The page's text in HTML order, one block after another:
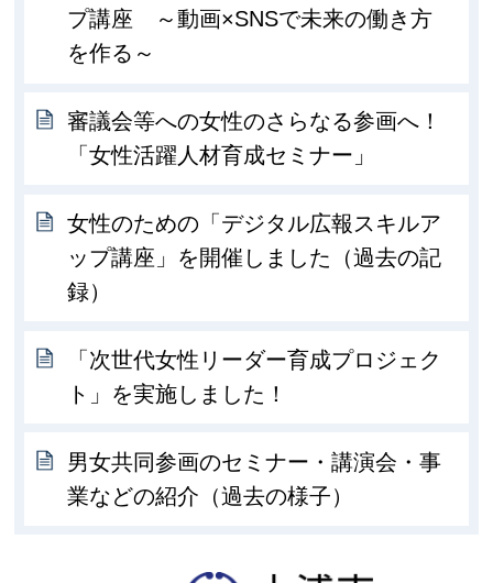
プ講座 ～動画×SNSで未来の働き方
を作る～
審議会等への女性のさらなる参画へ！
「女性活躍人材育成セミナー」
女性のための「デジタル広報スキルア
ップ講座」を開催しました（過去の記
録）
「次世代女性リーダー育成プロジェク
ト」を実施しました！
男女共同参画のセミナー・講演会・事
業などの紹介（過去の様子）